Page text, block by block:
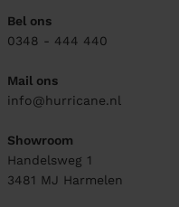
Bel ons
0348 - 444 440
Mail ons
info@hurricane.nl
Showroom
Handelsweg 1
3481 MJ Harmelen